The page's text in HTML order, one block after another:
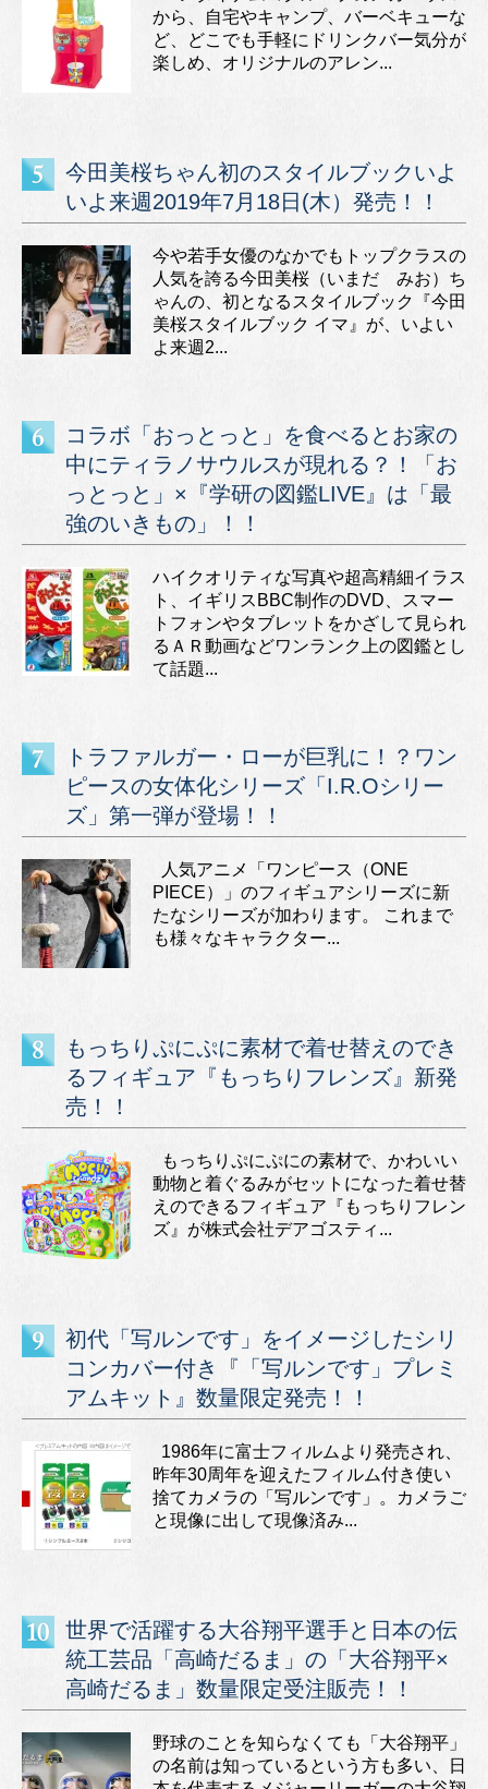
から、自宅やキャンプ、バーベキューな
ど、どこでも手軽にドリンクバー気分が
楽しめ、オリジナルのアレン...
今田美桜ちゃん初のスタイルブックいよ
いよ来週2019年7月18日(木）発売！！
今や若手女優のなかでもトップクラスの
人気を誇る今田美桜（いまだ みお）ち
ゃんの、初となるスタイルブック『今田
美桜スタイルブック イマ』が、いよい
よ来週2...
コラボ「おっとっと」を食べるとお家の
中にティラノサウルスが現れる？！「お
っとっと」×『学研の図鑑LIVE』は「最
強のいきもの」！！
ハイクオリティな写真や超高精細イラス
ト、イギリスBBC制作のDVD、スマー
トフォンやタブレットをかざして見られ
るＡＲ動画などワンランク上の図鑑とし
て話題...
トラファルガー・ローが巨乳に！？ワン
ピースの女体化シリーズ「I.R.Oシリー
ズ」第一弾が登場！！
人気アニメ「ワンピース（ONE
PIECE）」のフィギュアシリーズに新
たなシリーズが加わります。 これまで
も様々なキャラクター...
もっちりぷにぷに素材で着せ替えのでき
るフィギュア『もっちりフレンズ』新発
売！！
もっちりぷにぷにの素材で、かわいい
動物と着ぐるみがセットになった着せ替
えのできるフィギュア『もっちりフレン
ズ』が株式会社デアゴスティ...
初代「写ルンです」をイメージしたシリ
コンカバー付き『「写ルンです」プレミ
アムキット』数量限定発売！！
1986年に富士フィルムより発売され、
昨年30周年を迎えたフィルム付き使い
捨てカメラの「写ルンです」。カメラご
と現像に出して現像済み...
世界で活躍する大谷翔平選手と日本の伝
統工芸品「高崎だるま」の「大谷翔平×
高崎だるま」数量限定受注販売！！
野球のことを知らなくても「大谷翔平」
の名前は知っているという方も多い、日